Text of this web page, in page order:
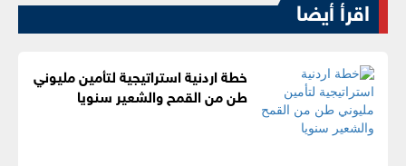
اقرأ أيضا
خطة اردنية استراتيجية لتأمين مليوني
طن من القمح والشعير سنويا